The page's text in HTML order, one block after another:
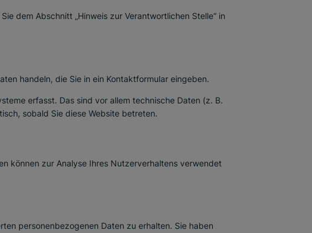
dem Abschnitt „Hinweis zur Verantwortlichen Stelle“ in
handeln, die Sie in ein Kontaktformular eingeben.
erfasst. Das sind vor allem technische Daten (z. B.
sobald Sie diese Website betreten.
können zur Analyse Ihres Nutzerverhaltens verwendet
personenbezogenen Daten zu erhalten. Sie haben